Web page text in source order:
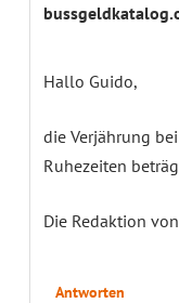
Hallo Guido,
die Verjährung
Ruhezeiten
Die Redaktion
Antworten